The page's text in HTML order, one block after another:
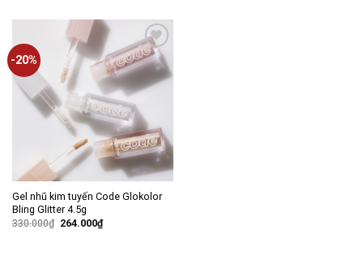
-20%
Add to
wishlist
Gel nhũ kim tuyến Code Glokolor
Bling Glitter 4.5g
330.000₫ Giá
264.000₫Giá
hiện